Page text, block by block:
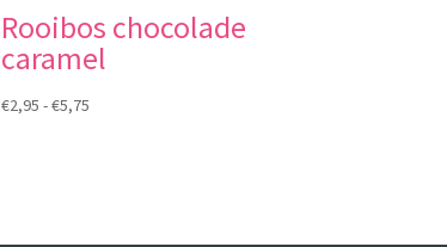
Rooibos chocolade
caramel
€2,95 -€5,75